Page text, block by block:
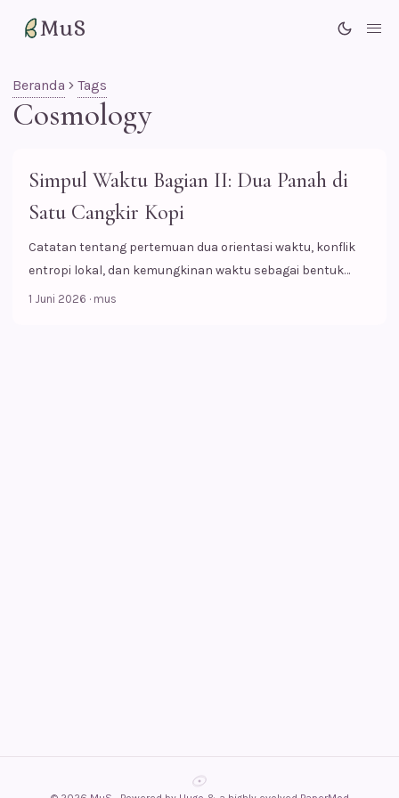
MuS
Beranda Tags
Cosmology
Simpul Waktu Bagian II: Dua Panah di
Satu Cangkir Kopi
Catatan tentang pertemuan dua orientasi waktu, konflik
entropi lokal, dan kemungkinan waktu sebagai bentuk
siklik.
1 Juni 2026 · mus